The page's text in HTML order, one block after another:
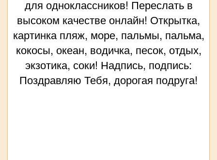
для одноклассников! Переслать в
высоком качестве онлайн! Открытка,
картинка пляж, море, пальмы, пальма,
кокосы, океан, водичка, песок, отдых,
экзотика, соки! Надпись, подпись:
Поздравляю Тебя, дорогая подруга!